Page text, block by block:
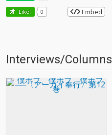
Like! 0 Embed
Interviews/Columns